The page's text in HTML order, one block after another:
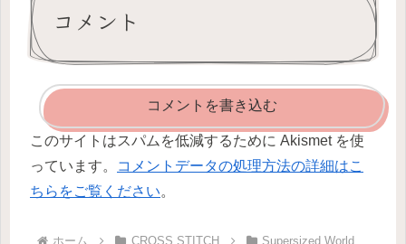
コメント
コメントを書き込む
このサイトはスパムを低減するために Akismet を使
っています。
コメントデータの処理方法の詳細はこ
ちらをご覧ください。
ホーム CROSS STITCH
Supersized World